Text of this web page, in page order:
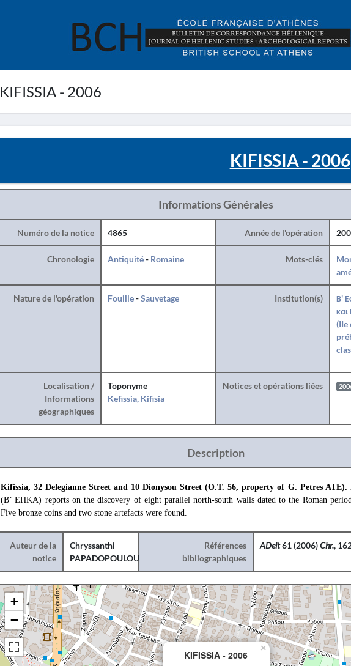
KIFISSIA - 2006
KIFISSIA - 2006
Informations Générales
Numéro de la notice 4865 Année de l'opération
Chronologie Antiquité- Romaine Mots-clés
Nature de l'opération Fouille-Sauvetage Institution(s)
Β'
(IIe
Localisation /
Informations
géographiques
Toponyme
Kefissia, Kifisia
Notices et opérations liées
Description
Kifissia, 32 Delegianne Street and 10 Dionysou Street (O.T. 56, property of G. Petres ATE).
(Β’ ΕΠΚΑ) reports on the discovery of eight parallel north-south walls dated to the Roman
Five bronze coins and two stone artefacts were found.
Auteur de la
notice
Chryssanthi
PAPADOPOULOU
Références
bibliographiques
ADelt61 (2006)Chr.,
KIFISSIA - 2006
×
+
−